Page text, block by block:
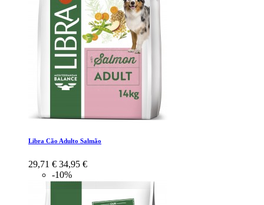
Libra Cão Adulto Salmão
29,71 € 34,95 €
-10%